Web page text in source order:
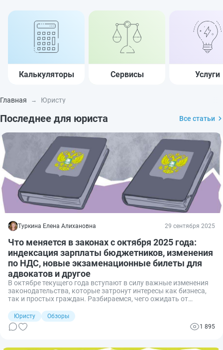
Калькуляторы Сервисы Услуги
Главная Юристу
Последнее для юриста Все статьи
Туркина Елена Алихановна 29 сентября 2025
Что меняется в законах с октября 2025 года:
индексация зарплаты бюджетников, изменения
по НДС, новые экзаменационные билеты для
адвокатов и другое
В октябре текущего года вступают в силу важные изменения
законодательства, которые затронут интересы как бизнеса,
так и простых граждан. Разбираемся, чего ожидать от
Юристу
Обзоры
1 895